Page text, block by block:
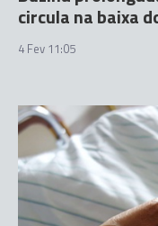
circula na baixa
4 Fev 11:05